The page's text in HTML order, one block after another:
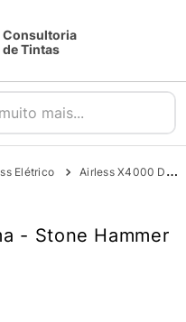
Consultoria
de Tintas
mais...
Elétrico Airless X4000 Diafragma - Stone Hammer
- Stone Hammer